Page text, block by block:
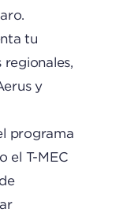
tu
y
programa
el T-MEC